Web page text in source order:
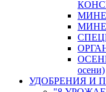
осени)
УДОБРЕНИЯ И